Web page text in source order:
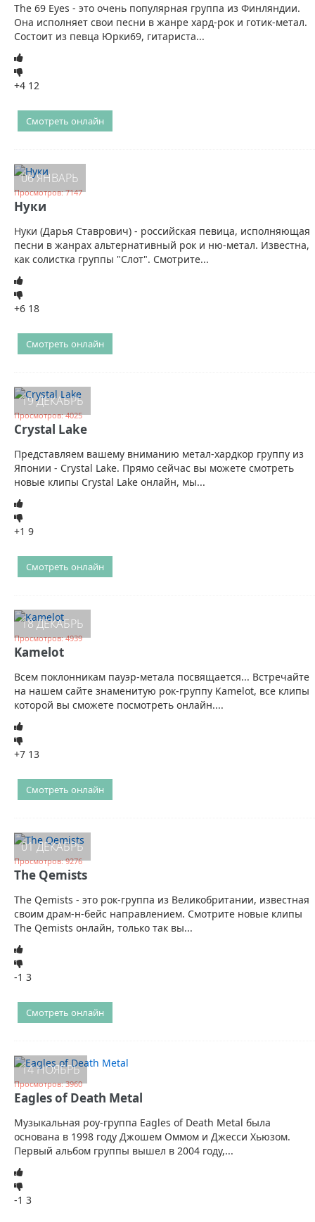
The 69 Eyes - это очень популярная группа из Финляндии.
Она исполняет свои песни в жанре хард-рок и готик-метал.
Состоит из певца Юрки69, гитариста...
+4 12
Смотреть онлайн
06 ЯНВАРЬ
Просмотров: 7147
Нуки
Нуки (Дарья Ставрович) - российская певица, исполняющая
песни в жанрах альтернативный рок и ню-метал. Известна,
как солистка группы "Слот". Смотрите...
+6 18
Смотреть онлайн
19 ДЕКАБРЬ
Просмотров: 4025
Crystal Lake
Представляем вашему вниманию метал-хардкор группу из
Японии - Crystal Lake. Прямо сейчас вы можете смотреть
новые клипы Crystal Lake онлайн, мы...
+1 9
Смотреть онлайн
18 ДЕКАБРЬ
Просмотров: 4939
Kamelot
Всем поклонникам пауэр-метала посвящается... Встречайте
на нашем сайте знаменитую рок-группу Kamelot, все клипы
которой вы сможете посмотреть онлайн....
+7 13
Смотреть онлайн
01 ДЕКАБРЬ
Просмотров: 9276
The Qemists
The Qemists - это рок-группа из Великобритании, известная
своим драм-н-бейс направлением. Смотрите новые клипы
The Qemists онлайн, только так вы...
-1 3
Смотреть онлайн
14 НОЯБРЬ
Просмотров: 3960
Eagles of Death Metal
Музыкальная роу-группа Eagles of Death Metal была
основана в 1998 году Джошем Оммом и Джесси Хьюзом.
Первый альбом группы вышел в 2004 году,...
-1 3